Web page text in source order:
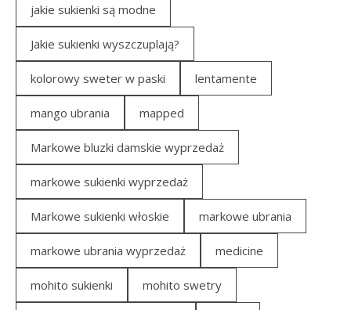
jakie sukienki są modne
Jakie sukienki wyszczuplają?
kolorowy sweter w paski lentamente
mango ubrania mapped
Markowe bluzki damskie wyprzedaż
markowe sukienki wyprzedaż
Markowe sukienki włoskie markowe ubrania
markowe ubrania wyprzedaż medicine
mohito sukienki mohito swetry